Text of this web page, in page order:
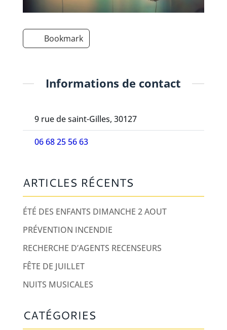
Bookmark
Informations de contact
9 rue de saint-Gilles, 30127
06 68 25 56 63
ARTICLES RÉCENTS
ÉTÉ DES ENFANTS DIMANCHE 2 AOUT
PRÉVENTION INCENDIE
RECHERCHE D’AGENTS RECENSEURS
FÊTE DE JUILLET
NUITS MUSICALES
CATÉGORIES